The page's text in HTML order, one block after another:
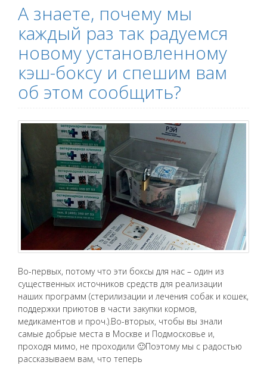
А знаете, почему мы
каждый раз так радуемся
новому установленному
кэш-боксу и спешим вам
об этом сообщить?
Во-первых, потому что эти боксы для нас – один из
существенных источников средств для реализации
наших программ (стерилизации и лечения собак и кошек,
поддержки приютов в части закупки кормов,
медикаментов и проч.).Во-вторых, чтобы вы знали
самые добрые места в Москве и Подмосковье и,
проходя мимо, не проходили 🙂Поэтому мы с радостью
рассказываем вам, что теперь